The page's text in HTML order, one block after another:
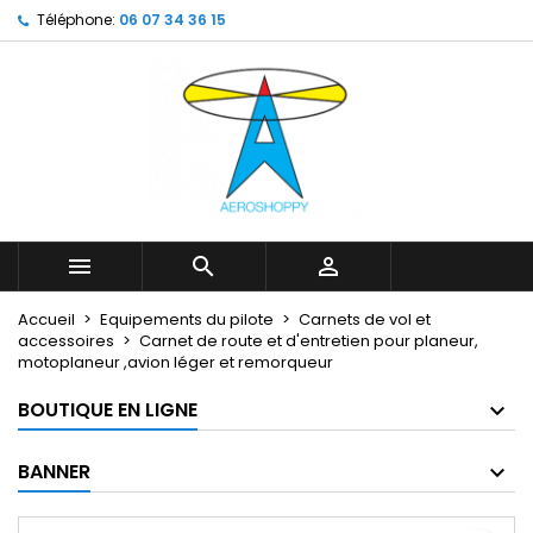
Téléphone: 06 07 34 36 15
  
Accueil Equipements du pilote
Carnets de vol et
accessoires
Carnet de route et d'entretien pour planeur,
motoplaneur ,avion léger et remorqueur
BOUTIQUE EN LIGNE
BANNER
My wishlists
Create new list
Créer une liste d'envies
Nom de la liste d'envies
Connexion
Vous devez être connecté pour ajouter des produits à